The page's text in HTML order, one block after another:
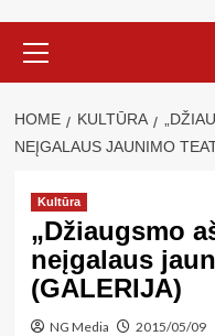
Menu
HOME KULTŪRA
NEĮGALAUS JAUNIMO
Kultūra
„Džiaugsmo
neįgalaus
(GALERIJA)
NG Media 2015/05/09